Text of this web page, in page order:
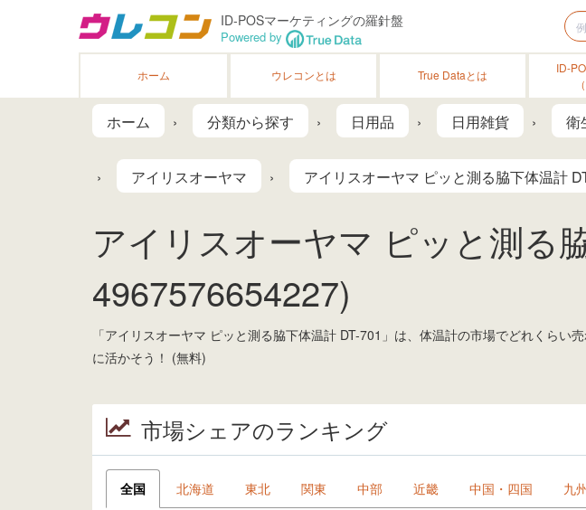
ID-POSマーケティングの羅針盤
Powered by
ホーム ウレコンとは True Dataとは
ID-
ホーム 分類から探す 日用品 日用雑貨 衛
アイリスオーヤマ アイリスオーヤマ ピッと測る脇下体温計
アイリスオーヤマ ピッと測る
4967576654227)
「アイリスオーヤマ ピッと測る脇下体温計 DT-701」は、体温計の市場でどれくら
に活かそう！ (無料)
市場シェアのランキング
全国 北海道 東北 関東 中部 近畿 中国・四国 九